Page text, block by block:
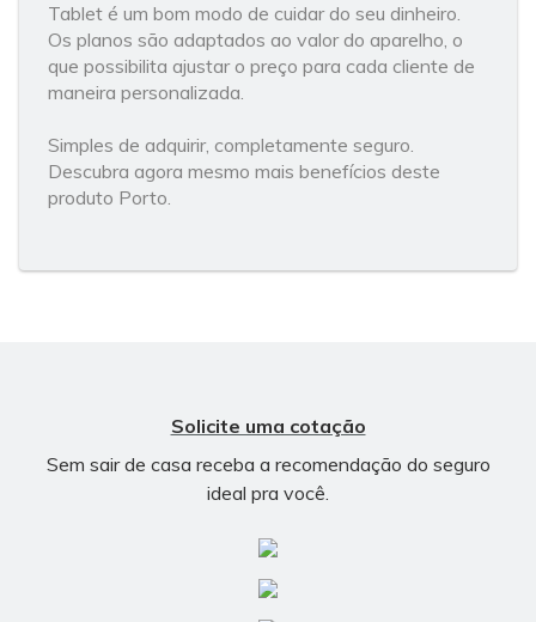
Tablet é um bom modo de cuidar do seu dinheiro.
Os planos são adaptados ao valor do aparelho, o
que possibilita ajustar o preço para cada cliente de
maneira personalizada.
Simples de adquirir, completamente seguro.
Descubra agora mesmo mais benefícios deste
produto Porto.
Solicite uma cotação
Sem sair de casa receba a recomendação do seguro
ideal pra você.